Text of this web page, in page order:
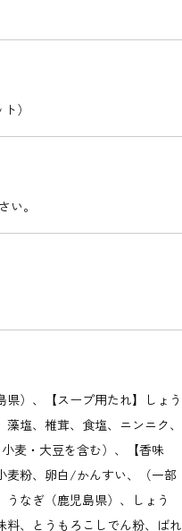
）
。
）、【スープ用たれ】しょう
塩、椎茸、食塩、ニンニク、
麦・大豆を含む）、【香味
粉、卵白/かんすい、（一部
なぎ（鹿児島県）、しょう
料、とうもろこしでん粉、ばれ